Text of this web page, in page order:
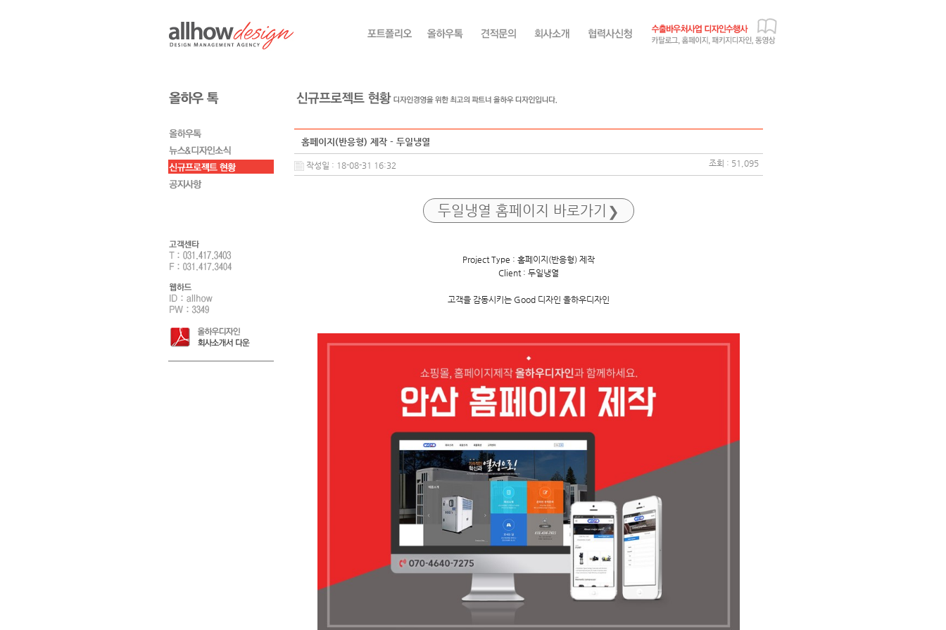
홈페이지(반응형) 제작 - 두일냉열
작성일 : 18-08-31 16:32 조회 : 51,095
두일냉열 홈페이지 바로가기
Project Type : 홈페이지(반응형) 제작
Client : 두일냉열
고객을 감동시키는 Good 디자인 올하우디자인